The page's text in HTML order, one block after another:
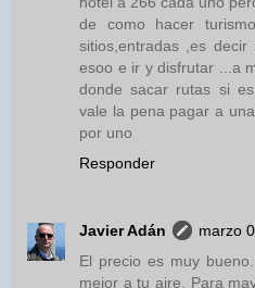
de como hacer
sitios,entradas ,es
esoo e ir y disfrutar ...a
donde sacar rutas si
vale la pena pagar a
por uno
Responder
Javier Adán
marzo
El precio es muy
mejor a tu aire. Para